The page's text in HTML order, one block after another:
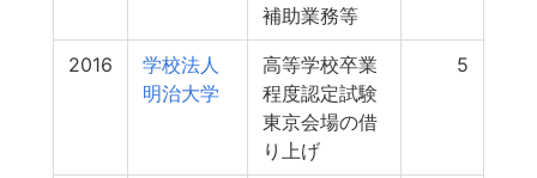
補助業務等
2016
学校法人
明治大学
高等学校卒業
程度認定試験
東京会場の借
り上げ
5